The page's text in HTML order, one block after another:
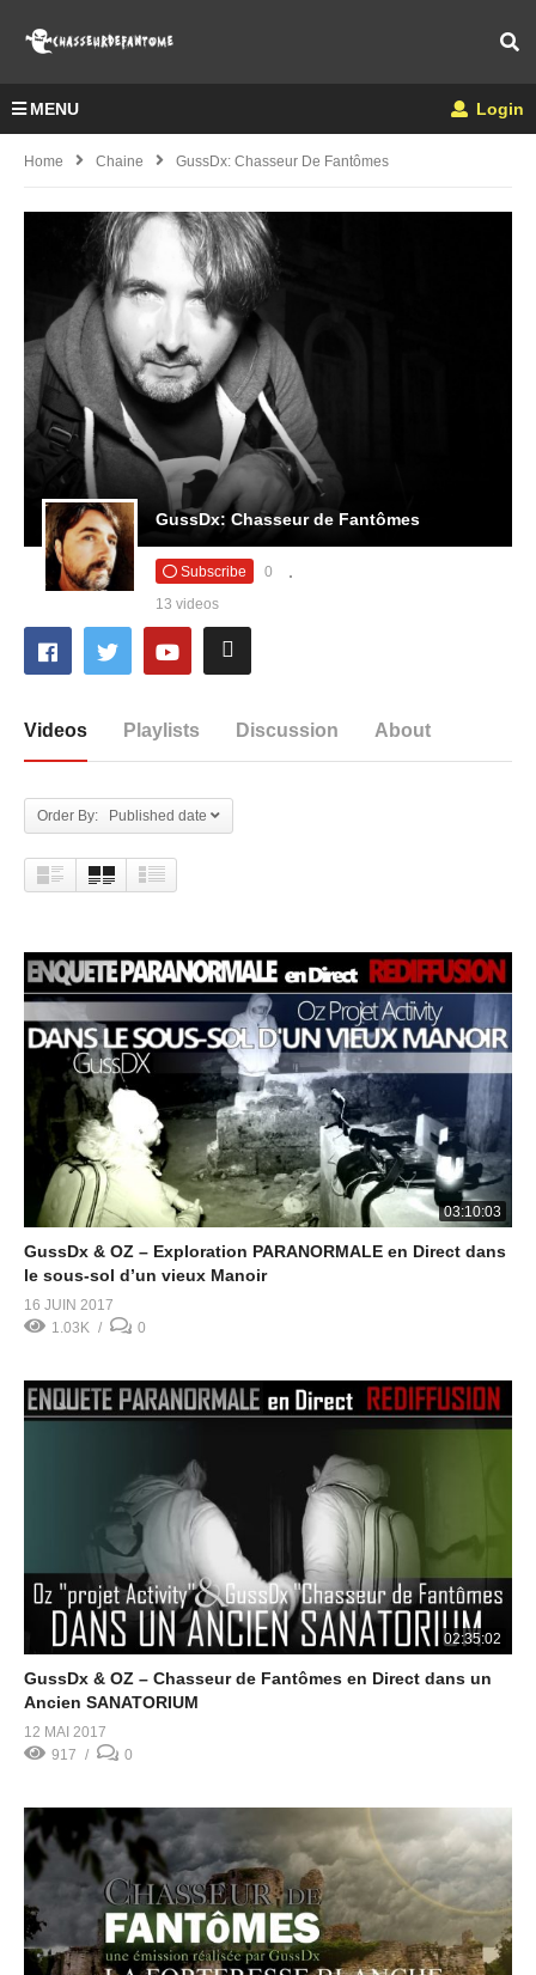
MENU Login
Home Chaine GussDx: Chasseur De Fantômes
GussDx: Chasseur de Fantômes
Subscribe
0
13 videos
Videos Playlists Discussion About
Order By: Published date
03:10:03
GussDx & OZ – Exploration PARANORMALE en Direct dans
le sous-sol d’un vieux Manoir
16 JUIN 2017
1.03K
0
02:35:02
GussDx & OZ – Chasseur de Fantômes en Direct dans un
Ancien SANATORIUM
12 MAI 2017
917
0